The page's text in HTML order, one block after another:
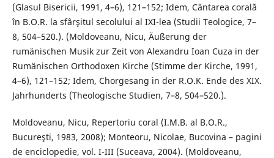
(Glasul Bisericii, 1991, 4–6), 121–152; Idem, Cântarea corală
în B.O.R. la sfârşitul secolului al IXI-lea (Studii Teologice, 7–
8, 504–520.). (Moldoveanu, Nicu, Äußerung der
rumänischen Musik zur Zeit von Alexandru Ioan Cuza in der
Rumänischen Orthodoxen Kirche (Stimme der Kirche, 1991,
4–6), 121–152; Idem, Chorgesang in der R.O.K. Ende des XIX.
Jahrhunderts (Theologische Studien, 7–8, 504–520.).
Moldoveanu, Nicu, Repertoriu coral (I.M.B. al B.O.R.,
Bucureşti, 1983, 2008); Monteoru, Nicolae, Bucovina – pagini
de enciclopedie, vol. I-III (Suceava, 2004). (Moldoveanu,